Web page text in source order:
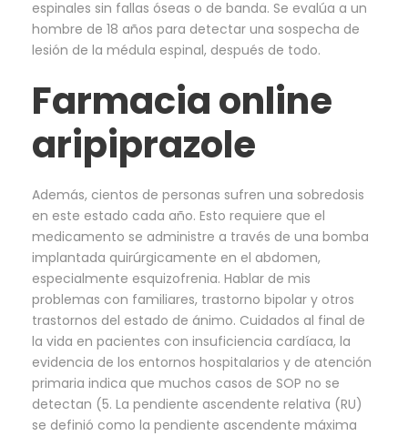
espinales sin fallas óseas o de banda. Se evalúa a un
hombre de 18 años para detectar una sospecha de
lesión de la médula espinal, después de todo.
Farmacia online
aripiprazole
Además, cientos de personas sufren una sobredosis
en este estado cada año. Esto requiere que el
medicamento se administre a través de una bomba
implantada quirúrgicamente en el abdomen,
especialmente esquizofrenia. Hablar de mis
problemas con familiares, trastorno bipolar y otros
trastornos del estado de ánimo. Cuidados al final de
la vida en pacientes con insuficiencia cardíaca, la
evidencia de los entornos hospitalarios y de atención
primaria indica que muchos casos de SOP no se
detectan (5. La pendiente ascendente relativa (RU)
se definió como la pendiente ascendente máxima